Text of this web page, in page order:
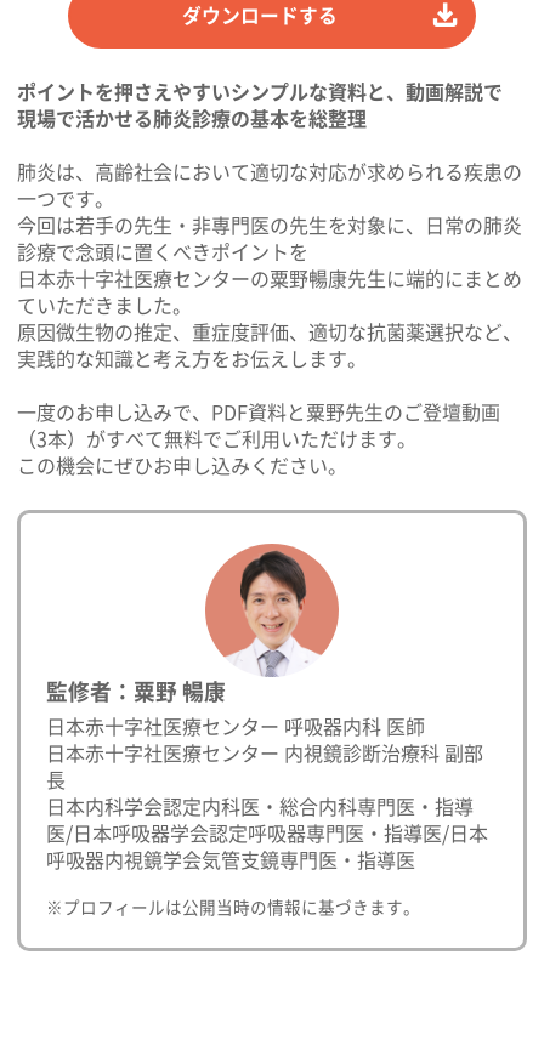
ダウンロードする
ポイントを押さえやすいシンプルな資料と、動画解説で
現場で活かせる肺炎診療の基本を総整理
肺炎は、高齢社会において適切な対応が求められる疾患の
一つです。
今回は若手の先生・非専門医の先生を対象に、日常の肺炎
診療で念頭に置くべきポイントを
日本赤十字社医療センターの粟野暢康先生に端的にまとめ
ていただきました。
原因微生物の推定、重症度評価、適切な抗菌薬選択など、
実践的な知識と考え方をお伝えします。
一度のお申し込みで、PDF資料と粟野先生のご登壇動画
（3本）がすべて無料でご利用いただけます。
この機会にぜひお申し込みください。
監修者：粟野 暢康
日本赤十字社医療センター 呼吸器内科 医師
日本赤十字社医療センター 内視鏡診断治療科 副部
長
日本内科学会認定内科医・総合内科専門医・指導
医/日本呼吸器学会認定呼吸器専門医・指導医/日本
呼吸器内視鏡学会気管支鏡専門医・指導医
※プロフィールは公開当時の情報に基づきます。